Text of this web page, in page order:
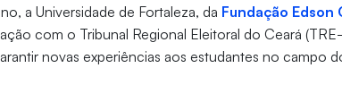
a Universidade de Fortaleza, da Fundação Edson
com o Tribunal Regional Eleitoral do Ceará
novas experiências aos estudantes no campo